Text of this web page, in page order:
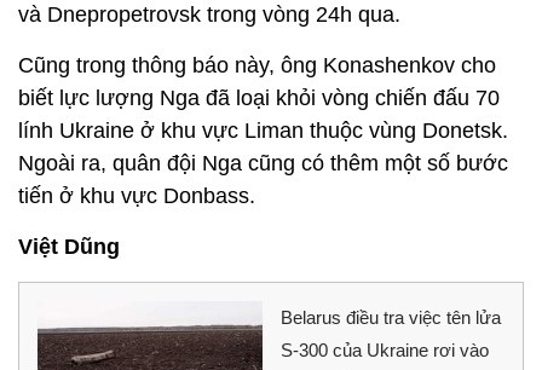
và Dnepropetrovsk trong vòng 24h qua.
Cũng trong thông báo này, ông Konashenkov cho
biết lực lượng Nga đã loại khỏi vòng chiến đấu 70
lính Ukraine ở khu vực Liman thuộc vùng Donetsk.
Ngoài ra, quân đội Nga cũng có thêm một số bước
tiến ở khu vực Donbass.
Việt Dũng
Belarus điều tra việc tên lửa
S-300 của Ukraine rơi vào